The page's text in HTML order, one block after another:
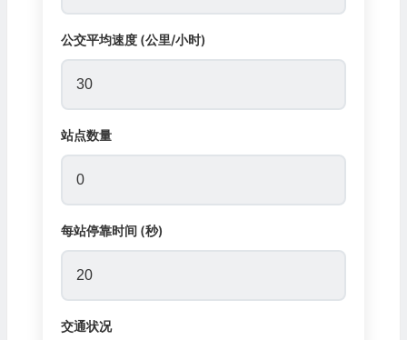
公交平均速度 (公里/小时)
站点数量
每站停靠时间 (秒)
交通状况